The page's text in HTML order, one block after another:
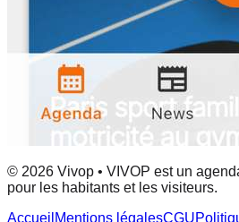
© 2026 Vivop • VIVOP est un
pour les habitants et les visiteurs.
Accueil Mentions légalesCGU